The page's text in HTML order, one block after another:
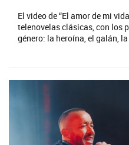
El video de “El amor de mi
telenovelas clásicas, con los
género: la heroína, el galán,